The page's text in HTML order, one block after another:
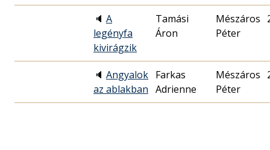
🔈 A
legényfa
kivirágzik
Tamási
Áron
Mészáros
Péter
🔈 Angyalok
az ablakban
Farkas
Adrienne
Mészáros
Péter